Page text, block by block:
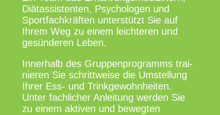
Diät­as­si­sten­ten, Psy­cho­lo­gen und
Sport­fach­kräf­ten unter­stützt Sie auf
Ihrem Weg zu einem leich­te­ren und
gesün­de­ren Leben.
Inner­halb des Grup­pen­pro­gramms trai­
nie­ren Sie schritt­wei­se die Umstel­lung
Ihrer Ess- und Trink­ge­wohn­hei­ten.
Unter fach­li­cher Anlei­tung wer­den Sie
zu einem akti­ven und beweg­ten